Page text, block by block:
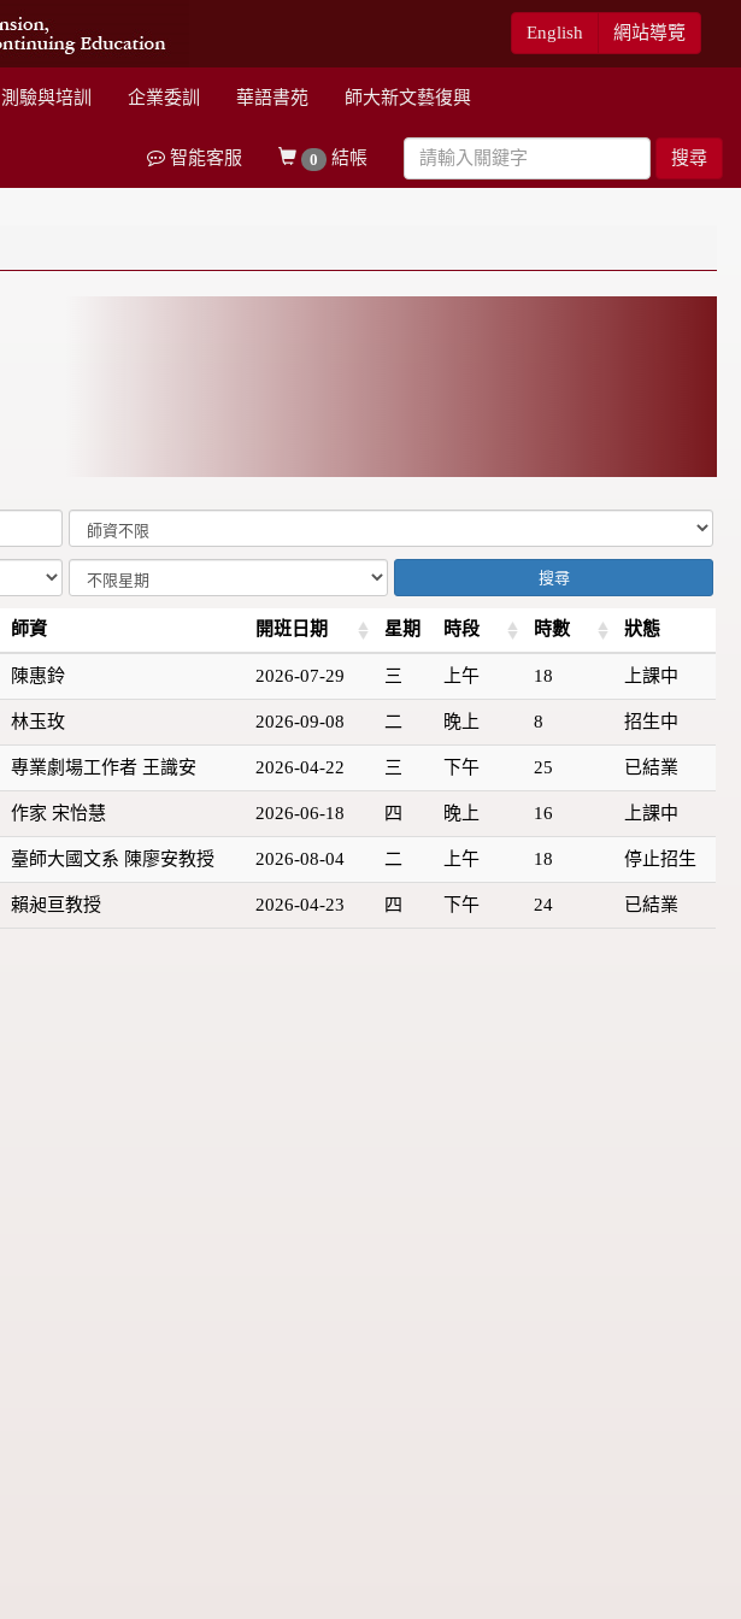
English 網站導覽
測驗與培訓 企業委訓 華語書苑 師大新文藝復興
搜尋
0 結帳
智能客服
搜尋
師資 開班日期 星期 時段 時數 狀態
陳惠鈴 2026-07-29 三 上午 18 上課中
林玉玫 2026-09-08 二 晚上 8 招生中
專業劇場工作者 王識安 2026-04-22 三 下午 25 已結業
作家 宋怡慧 2026-06-18 四 晚上 16 上課中
臺師大國文系 陳廖安教授 2026-08-04 二 上午 18 停止招生
賴昶亘教授 2026-04-23 四 下午 24 已結業